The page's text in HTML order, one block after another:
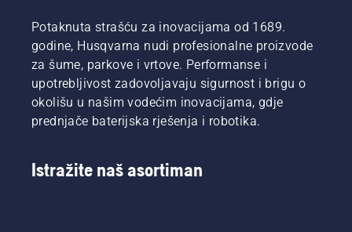
Potaknuta strašću za inovacijama od 1689.
godine, Husqvarna nudi profesionalne proizvode
za šume, parkove i vrtove. Performanse i
upotrebljivost zadovoljavaju sigurnost i brigu o
okolišu u našim vodećim inovacijama, gdje
prednjače baterijska rješenja i robotika.
Istražite naš asortiman